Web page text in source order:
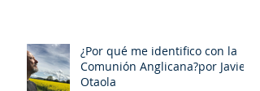
¿Por qué me identifico con la
Comunión Anglicana?por Javier
Otaola